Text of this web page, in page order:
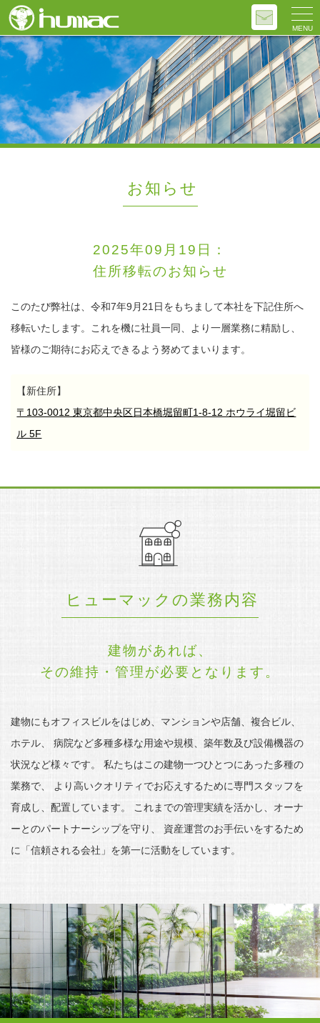
お知らせ
2025年09月19日：
住所移転のお知らせ
このたび弊社は、令和7年9月21日をもちまして本社を下記住所へ
移転いたします。
これを機に社員一同、より一層業務に精励し、
皆様のご期待にお応えできるよう努めてまいります。
【新住所】
〒103-0012 東京都中央区日本橋堀留町1-8-12 ホウライ堀留ビ
ル 5F
ヒューマックの業務内容
建物があれば、
その維持・管理が必要となります。
建物にもオフィスビルをはじめ、マンションや店舗、複合ビル、
ホテル、
病院など多種多様な用途や規模、築年数及び設備機器の
状況など様々です。
私たちはこの建物一つひとつにあった多種の
業務で、
より高いクオリティでお応えするために専門スタッフを
育成し、配置しています。
これまでの管理実績を活かし、オーナ
ーとのパートナーシップを守り、
資産運営のお手伝いをするため
に「信頼される会社」を第一に活動をしています。
MENU